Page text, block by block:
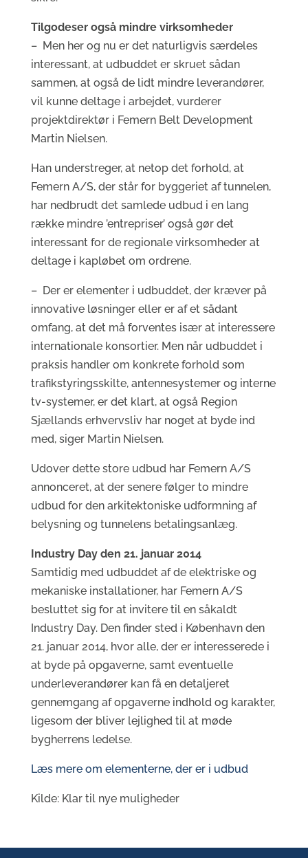
Tilgodeser også mindre virksomheder
– Men her og nu er det naturligvis særdeles
interessant, at udbuddet er skruet sådan
sammen, at også de lidt mindre leverandører,
vil kunne deltage i arbejdet, vurderer
projektdirektør i Femern Belt Development
Martin Nielsen.
Han understreger, at netop det forhold, at
Femern A/S, der står for byggeriet af tunnelen,
har nedbrudt det samlede udbud i en lang
række mindre ’entrepriser’ også gør det
interessant for de regionale virksomheder at
deltage i kapløbet om ordrene.
– Der er elementer i udbuddet, der kræver på
innovative løsninger eller er af et sådant
omfang, at det må forventes især at interessere
internationale konsortier. Men når udbuddet i
praksis handler om konkrete forhold som
trafikstyringsskilte, antennesystemer og interne
tv-systemer, er det klart, at også Region
Sjællands erhvervsliv har noget at byde ind
med, siger Martin Nielsen.
Udover dette store udbud har Femern A/S
annonceret, at der senere følger to mindre
udbud for den arkitektoniske udformning af
belysning og tunnelens betalingsanlæg.
Industry Day den 21. januar 2014
Samtidig med udbuddet af de elektriske og
mekaniske installationer, har Femern A/S
besluttet sig for at invitere til en såkaldt
Industry Day. Den finder sted i København den
21. januar 2014, hvor alle, der er interesserede i
at byde på opgaverne, samt eventuelle
underleverandører kan få en detaljeret
gennemgang af opgaverne indhold og karakter,
ligesom der bliver lejlighed til at møde
bygherrens ledelse.
Læs mere om elementerne, der er i udbud
Kilde: Klar til nye muligheder